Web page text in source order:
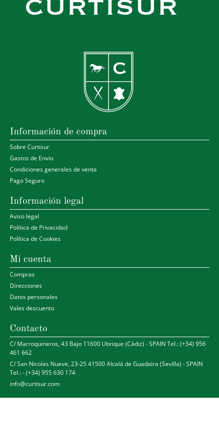
Información de compra
Sobre Curtisur
Gastos de Envio
Condiciones generales de venta
Pago Seguro
Información legal
Aviso legal
Política de Privacidad
Política de Cookies
Mi cuenta
Compras
Direcciones
Datos personales
Vales descuento
Contacto
C/ Marroquineros, 43 Bajo 11600 Ubrique (Cádiz) - SPAIN Tel.: (+34) 956
461 662
C/ San Nicolas Nueve, 23-25 41500 Alcalá de Guadaira (Sevilla) - SPAIN
Tel.: - (+34) 955 630 174
info@curtisur.com